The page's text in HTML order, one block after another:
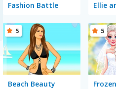
Fashion Battle
Beach Beauty
5 5